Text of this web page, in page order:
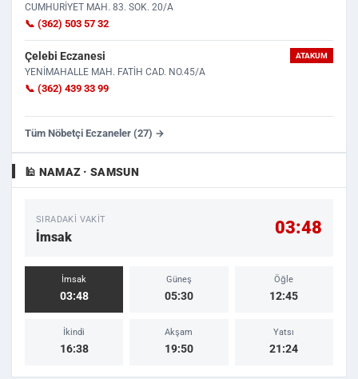
CUMHURİYET MAH. 83. SOK. 20/A
📞 (362) 503 57 32
Çelebi Eczanesi ATAKUM
YENİMAHALLE MAH. FATİH CAD. NO.45/A
📞 (362) 439 33 99
Tüm Nöbetçi Eczaneler (27) →
🕌 NAMAZ · SAMSUN
SIRADAKI VAKIT
İmsak 03:48
İmsak
03:48
Güneş
05:30
Öğle
12:45
İkindi
16:38
Akşam
19:50
Yatsı
21:24